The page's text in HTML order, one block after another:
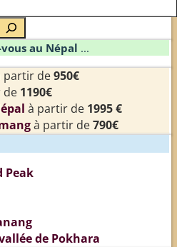
au Népal ...
partir de950€
de 1190€
à partir de 1995 €
à partir de790€
Peak
de Pokhara